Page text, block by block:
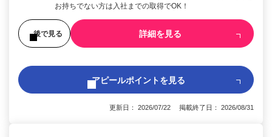
お持ちでない方は入社までの取得でOK！
後で見る 詳細を見る
アピールポイントを見る
更新日： 2026/07/22 掲載終了日： 2026/08/31